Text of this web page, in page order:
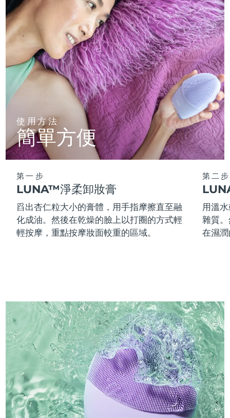
使用方法
簡單方便
第一步
LUNA™淨柔卸妝膏
舀出杏仁粒大小的膏體，用手指摩擦直至融
化成油。然後在乾燥的臉上以打圈的方式輕
輕按摩，重點按摩妝面較重的區域。
第二步
用溫
雜質
在濕